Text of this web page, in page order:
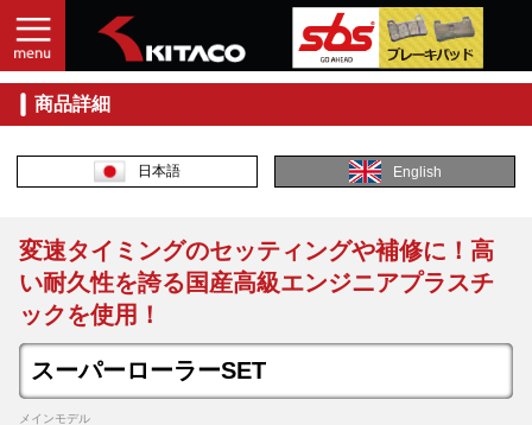
商品詳細
日本語 English
変速タイミングのセッティングや補修に！高
い耐久性を誇る国産高級エンジニアプラスチ
ックを使用！
スーパーローラーSET
メインモデル